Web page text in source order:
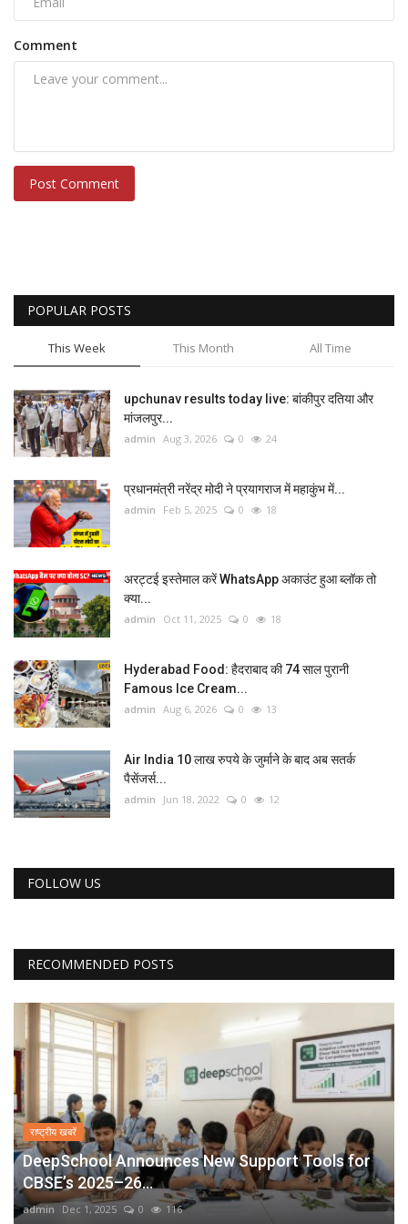
Comment
Post Comment
POPULAR POSTS
This Week This Month All Time
upchunav results today live: बांकीपुर दतिया और
मांजलपुर...
admin Aug 3, 2026 0 24
प्रधानमंत्री नरेंद्र मोदी ने प्रयागराज में महाकुंभ में...
admin Feb 5, 2025 0 18
अरट्टई इस्तेमाल करें WhatsApp अकाउंट हुआ ब्लॉक तो
क्या...
admin Oct 11, 2025 0 18
Hyderabad Food: हैदराबाद की 74 साल पुरानी
Famous Ice Cream...
admin Aug 6, 2026 0 13
Air India 10 लाख रुपये के जुर्माने के बाद अब सतर्क
पैसेंजर्स...
admin Jun 18, 2022 0 12
FOLLOW US
RECOMMENDED POSTS
राष्ट्रीय खबरें
DeepSchool Announces New Support Tools for
CBSE’s 2025–26...
admin Dec 1, 2025 0 116